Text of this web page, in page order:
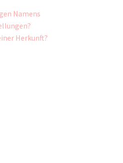
Namens
Herkunft?